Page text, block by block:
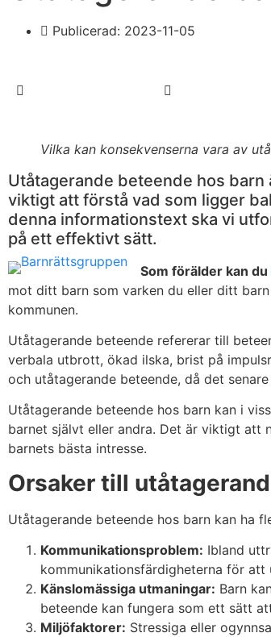
Publicerad: 2023-11-05
Vilka kan konsekvenserna vara av
Utåtagerande beteende hos
viktigt att förstå vad som ligger
denna informationstext ska vi
på ett effektivt sätt.
Som förälder kan du
mot ditt barn som varken du eller ditt
kommunen.
Utåtagerande beteende refererar till
verbala utbrott, ökad ilska, brist på
och utåtagerande beteende, då det
Utåtagerande beteende hos barn kan i
barnet självt eller andra. Det är viktigt att
barnets bästa intresse.
Orsaker till
Utåtagerande beteende hos barn kan ha
Kommunikationsproblem: Ibland
kommunikationsfärdigheterna för
Känslomässiga utmaningar: Barn
beteende kan fungera som ett sätt
Miljöfaktorer: Stressiga eller